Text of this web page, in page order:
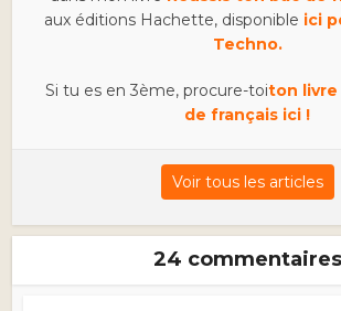
aux éditions Hachette, disponible ici
Techno.
Si tu es en 3ème, procure-toiton livre
de français ici !
Voir tous les articles
24 commentaires